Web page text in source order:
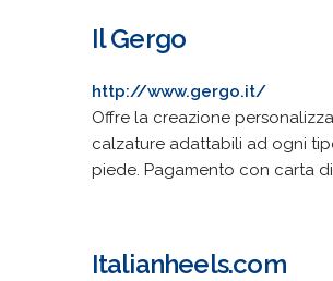
Il Gergo
http://www.gergo.it/
Offre la creazione
calzature adattabili ad ogni
piede. Pagamento con carta
Italianheels.com